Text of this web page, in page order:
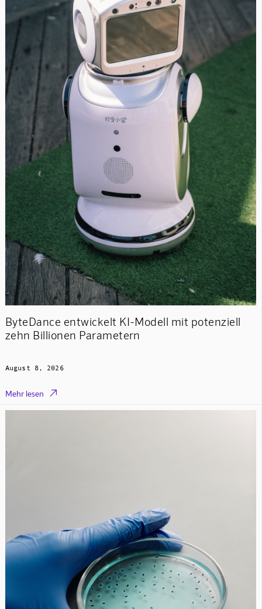
ByteDance entwickelt KI-Modell mit potenziell
zehn Billionen Parametern
August 8, 2026
Mehr lesen 